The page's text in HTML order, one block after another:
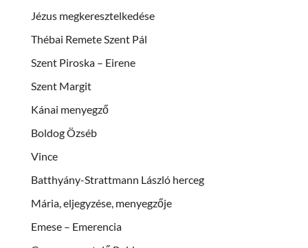
Jézus megkeresztelkedése
Thébai Remete Szent Pál
Szent Piroska – Eirene
Szent Margit
Kánai menyegző
Boldog Özséb
Vince
Batthyány-Strattmann László herceg
Mária, eljegyzése, menyegzője
Emese – Emerencia